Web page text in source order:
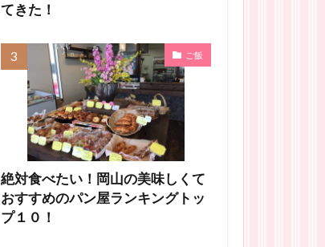
てきた！
ご飯
絶対食べたい！岡山の美味しくて
おすすめのパン屋ランキングトッ
プ１０！